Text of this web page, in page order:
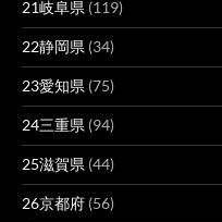
21岐阜県 (119)
22静岡県 (34)
23愛知県 (75)
24三重県 (94)
25滋賀県 (44)
26京都府 (56)